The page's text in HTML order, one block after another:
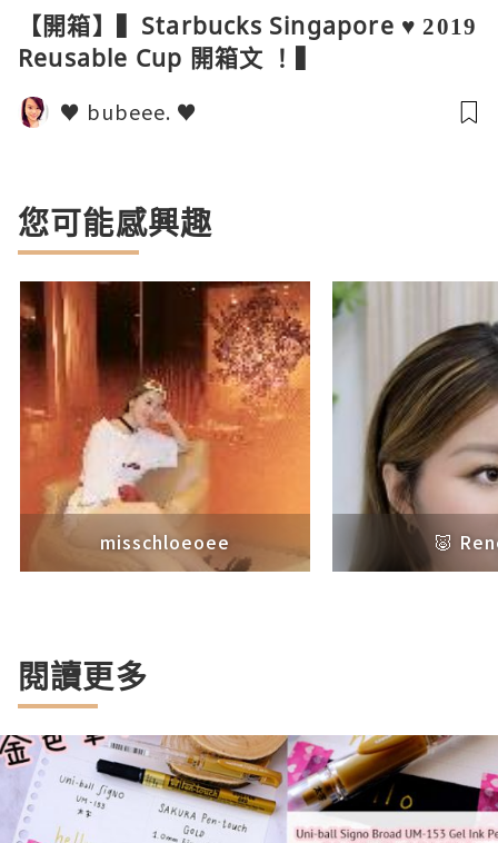
【開箱】▍Starbucks Singapore ♥ 2019
Reusable Cup 開箱文 ！▍
♥ bubeee. ♥
您可能感興趣
misschloeoee 🐷
閱讀更多